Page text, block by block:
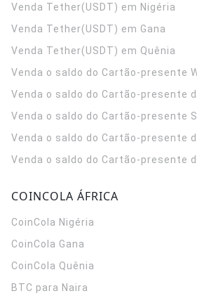
Venda Tether(USDT) em Nigéria
Venda Tether(USDT) em Gana
Venda Tether(USDT) em Quênia
Venda o saldo do Cartão-presente
Venda o saldo do Cartão-presente
Venda o saldo do Cartão-presente
Venda o saldo do Cartão-presente
Venda o saldo do Cartão-presente
COINCOLA ÁFRICA
CoinCola Nigéria
CoinCola Gana
CoinCola Quênia
BTC para Naira